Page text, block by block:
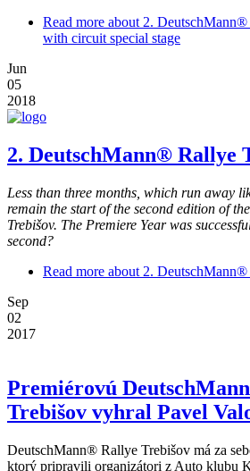
Read more about 2.
with circuit special stage
Jun
05
2018
2. DeutschMann® Rallye
Less than three months, which run away
remain the start of the second edition of
Trebišov. The Premiere Year was
second?
Read more about 2.
Sep
02
2017
Premiérovú
Trebišov vyhral Pavel
DeutschMann® Rallye Trebišov má za
ktorý pripravili organizátori z Auto klubu